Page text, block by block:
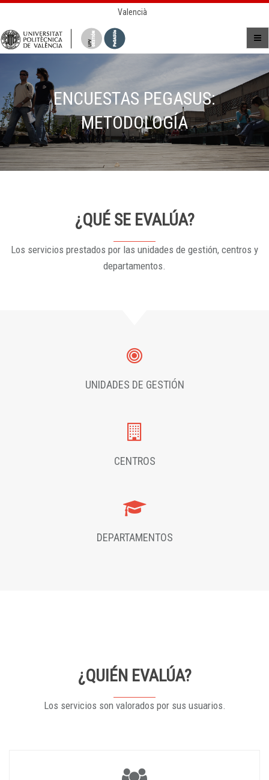
Valencià
ENCUESTAS PEGASUS:
METODOLOGÍA
¿QUÉ SE EVALÚA?
Los servicios prestados por las unidades de gestión, centros y
departamentos.
UNIDADES DE GESTIÓN
CENTROS
DEPARTAMENTOS
¿QUIÉN EVALÚA?
Los servicios son valorados por sus usuarios.